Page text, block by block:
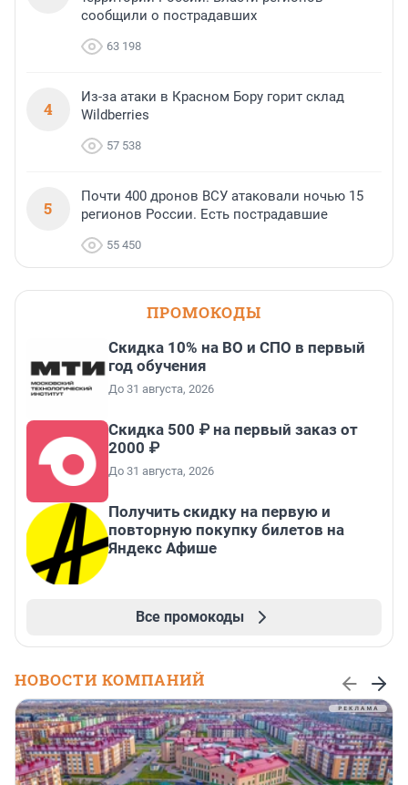
сообщили о пострадавших
63 198
4
Из-за атаки в Красном Бору горит склад
Wildberries
57 538
5
Почти 400 дронов ВСУ атаковали ночью 15
регионов России. Есть пострадавшие
55 450
ПРОМОКОДЫ
Скидка 10% на ВО и СПО в первый
год обучения
До 31 августа, 2026
Скидка 500 ₽ на первый заказ от
2000 ₽
До 31 августа, 2026
Получить скидку на первую и
повторную покупку билетов на
Яндекс Афише
Все промокоды
НОВОСТИ КОМПАНИЙ